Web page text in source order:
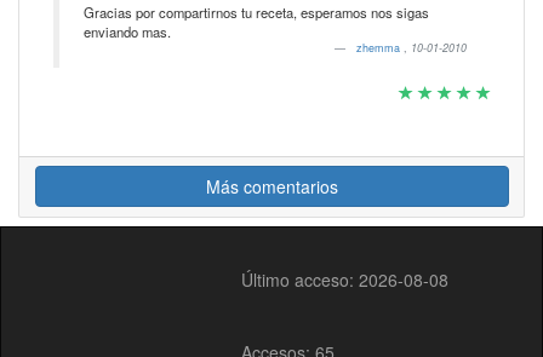
Gracias por compartirnos tu receta, esperamos nos sigas
enviando mas.
zhemma , 10-01-2010
Más comentarios
Último acceso: 2026-08-08
Accesos: 65